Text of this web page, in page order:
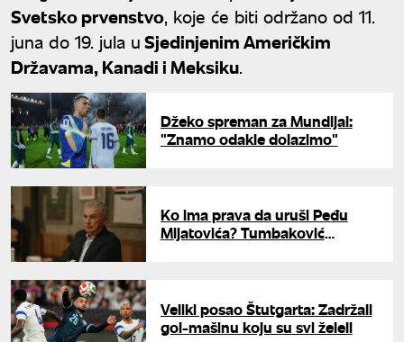
Svetsko prvenstvo, koje će biti održano od 11.
juna do 19. jula uSjedinjenim Američkim
Državama, Kanadi i Meksiku.
Džeko spreman za Mundijal:
"Znamo odakle dolazimo"
Ko ima prava da uruši Peđu
Mijatovića? Tumbaković
Veliki posao Štutgarta: Zadržali
gol-mašinu koju su svi želeli